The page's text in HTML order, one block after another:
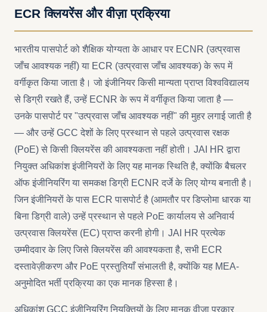
ECR क्लियरेंस और वीज़ा प्रक्रिया
भारतीय पासपोर्ट को शैक्षिक योग्यता के आधार पर ECNR (उत्प्रवास
जाँच आवश्यक नहीं) या ECR (उत्प्रवास जाँच आवश्यक) के रूप में
वर्गीकृत किया जाता है। जो इंजीनियर किसी मान्यता प्राप्त विश्वविद्यालय
से डिग्री रखते हैं, उन्हें ECNR के रूप में वर्गीकृत किया जाता है —
उनके पासपोर्ट पर "उत्प्रवास जाँच आवश्यक नहीं" की मुहर लगाई जाती है
— और उन्हें GCC देशों के लिए प्रस्थान से पहले उत्प्रवास रक्षक
(PoE) से किसी क्लियरेंस की आवश्यकता नहीं होती। JAI HR द्वारा
नियुक्त अधिकांश इंजीनियरों के लिए यह मानक स्थिति है, क्योंकि बैचलर
ऑफ इंजीनियरिंग या समकक्ष डिग्री ECNR दर्जे के लिए योग्य बनाती है।
जिन इंजीनियरों के पास ECR पासपोर्ट है (आमतौर पर डिप्लोमा धारक या
बिना डिग्री वाले) उन्हें प्रस्थान से पहले PoE कार्यालय से अनिवार्य
उत्प्रवास क्लियरेंस (EC) प्राप्त करनी होगी। JAI HR प्रत्येक
उम्मीदवार के लिए जिसे क्लियरेंस की आवश्यकता है, सभी ECR
दस्तावेज़ीकरण और PoE प्रस्तुतियाँ संभालती है, क्योंकि यह MEA-
अनुमोदित भर्ती प्रक्रिया का एक मानक हिस्सा है।
अधिकांश GCC इंजीनियरिंग नियुक्तियों के लिए मानक वीज़ा प्रकार